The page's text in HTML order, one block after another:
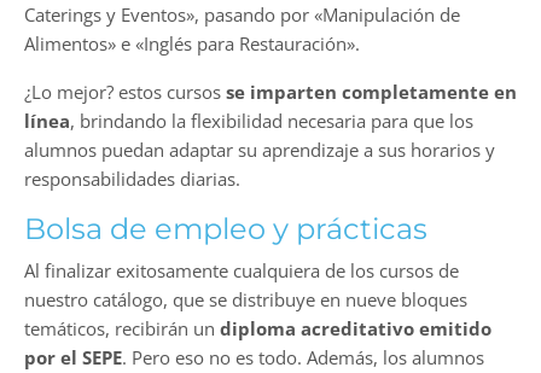
Caterings y Eventos», pasando por «Manipulación de
Alimentos» e «Inglés para Restauración».
¿Lo mejor? estos cursos se imparten completamente en
línea, brindando la flexibilidad necesaria para que los
alumnos puedan adaptar su aprendizaje a sus horarios y
responsabilidades diarias.
Bolsa de empleo y prácticas
Al finalizar exitosamente cualquiera de los cursos de
nuestro catálogo, que se distribuye en nueve bloques
temáticos, recibirán un diploma acreditativo emitido
por el SEPE. Pero eso no es todo. Además, los alumnos